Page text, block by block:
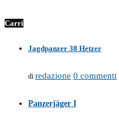
Carri
Jagdpanzer 38 Hetzer
di redazione 0 commenti
Panzerjäger I